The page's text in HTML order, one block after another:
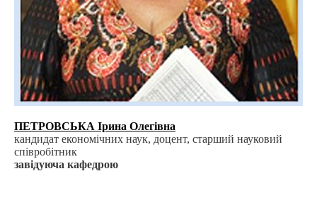
ПЕТРОВСЬКА Ірина Олегівна
кандидат економічних наук, доцент, старший науковий
співробітник
завідуюча кафедрою